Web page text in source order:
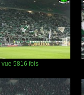
vue 5816 fois